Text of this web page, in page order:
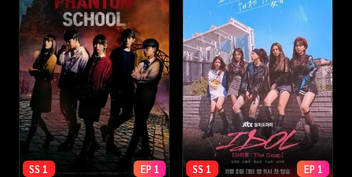
SS 1 EP 1 SS 1 EP 1